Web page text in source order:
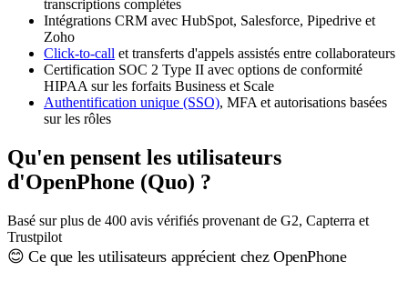
transcriptions complètes
Intégrations CRM avec HubSpot, Salesforce, Pipedrive et
Zoho
Click-to-call et transferts d'appels assistés entre collaborateurs
Certification SOC 2 Type II avec options de conformité
HIPAA sur les forfaits Business et Scale
Authentification unique (SSO), MFA et autorisations basées
sur les rôles
Qu'en pensent les utilisateurs
d'OpenPhone (Quo) ?
Basé sur plus de 400 avis vérifiés provenant de G2, Capterra et
Trustpilot
😊 Ce que les utilisateurs apprécient chez OpenPhone